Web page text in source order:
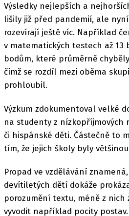
Výsledky nejlepších a
lišily již před pandemií, ale
rozevírají ještě víc. Například
v matematických testech až 13
bodům, které průměrně
čímž se rozdíl mezi oběma
prohloubil.
Výzkum zdokumentoval velké
na studenty z nízkopříjmových
či hispánské děti. Částečně to
tím, že jejich školy byly
Propad ve vzdělávání
devítiletých dětí dokáže
porozumění textu, méně z
vyvodit například pocity